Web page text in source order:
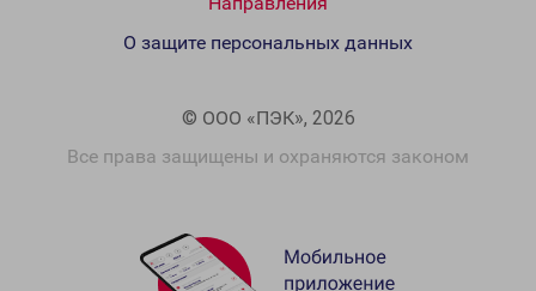
© ООО «ПЭК», 2026
Все права защищены и охраняются законом
О защите персональных данных